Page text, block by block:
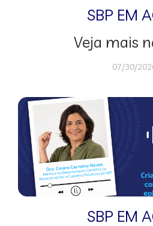
SBP EM
Veja mais
07/30/
SBP EM